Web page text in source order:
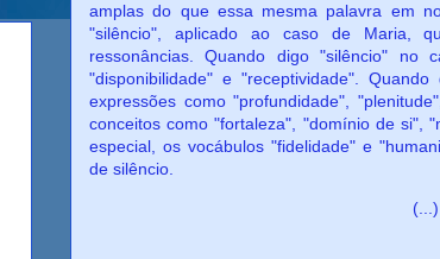
amplas do que essa mesma palavra em
"silêncio", aplicado ao caso de Maria,
ressonâncias. Quando digo "silêncio"
"disponibilidade" e "receptividade".
expressões como "profundidade",
conceitos como "fortaleza", "domínio de si",
especial, os vocábulos "fidelidade" e
de silêncio.
(...)